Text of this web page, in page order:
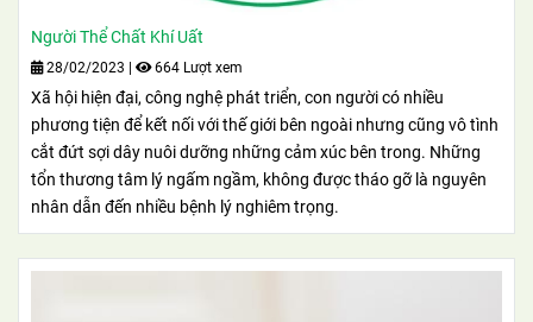
Người Thể Chất Khí Uất
28/02/2023 664 Lượt xem
Xã hội hiện đại, công nghệ phát triển, con người có nhiều
phương tiện để kết nối với thế giới bên ngoài nhưng cũng vô tình
cắt đứt sợi dây nuôi dưỡng những cảm xúc bên trong. Những
tổn thương tâm lý ngấm ngầm, không được tháo gỡ là nguyên
nhân dẫn đến nhiều bệnh lý nghiêm trọng.